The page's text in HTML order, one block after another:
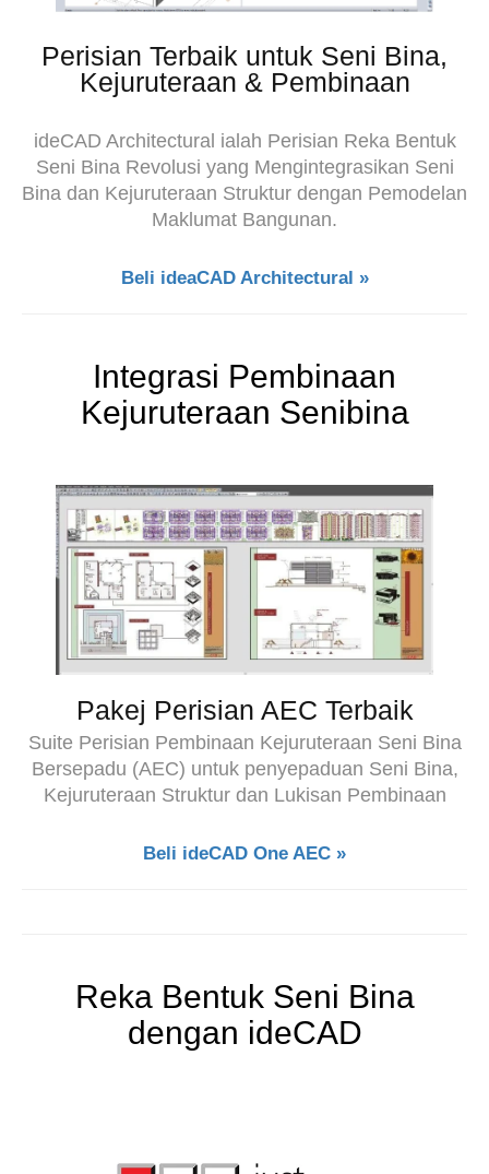
Perisian Terbaik untuk Seni Bina,
Kejuruteraan & Pembinaan
ideCAD Architectural ialah Perisian Reka Bentuk
Seni Bina Revolusi yang Mengintegrasikan Seni
Bina dan Kejuruteraan Struktur dengan Pemodelan
Maklumat Bangunan.
Beli ideaCAD Architectural »
Integrasi Pembinaan
Kejuruteraan Senibina
Pakej Perisian AEC Terbaik
Suite Perisian Pembinaan Kejuruteraan Seni Bina
Bersepadu (AEC) untuk penyepaduan Seni Bina,
Kejuruteraan Struktur dan Lukisan Pembinaan
Beli ideCAD One AEC »
Reka Bentuk Seni Bina
dengan ideCAD